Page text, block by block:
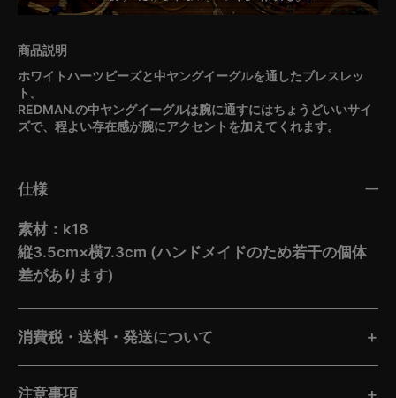
ホワイトハーツビーズと中ヤングイーグルを通したブレスレッ
ト。
REDMAN.の中ヤングイーグルは腕に通すにはちょうどいいサイ
ズで、程よい存在感が腕にアクセントを加えてくれます。
仕様
素材：k18
縦3.5cm×横7.3cm (ハンドメイドのため若干の個体
差があります)
消費税・送料・発送について
注意事項